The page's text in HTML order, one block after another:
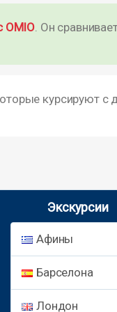
OMIO. Он
курсируют с
Экскурсии
Афины
Барселона
Лондон